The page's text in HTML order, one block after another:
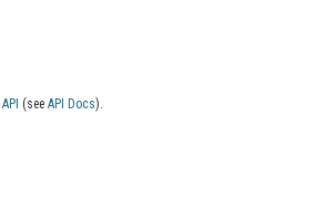
API (see API Docs).